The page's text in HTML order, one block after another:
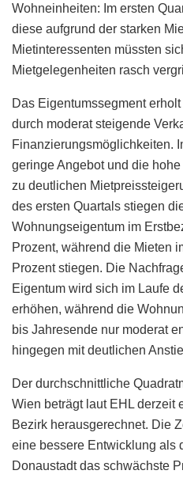
Wohneinheiten: Im ersten
diese aufgrund der starken
Mietinteressenten müssten
Mietgelegenheiten rasch
Das Eigentumssegment
durch moderat steigende
Finanzierungsmöglichkeiten.
geringe Angebot und die
zu deutlichen
des ersten Quartals stiegen
Wohnungseigentum im
Prozent, während die Mieten
Prozent stiegen. Die
Eigentum wird sich im Laufe
erhöhen, während die
bis Jahresende nur moderat
hingegen mit deutlichen
Der durchschnittliche
Wien beträgt laut EHL derzeit
Bezirk herausgerechnet. Die
eine bessere Entwicklung als
Donaustadt das schwächste